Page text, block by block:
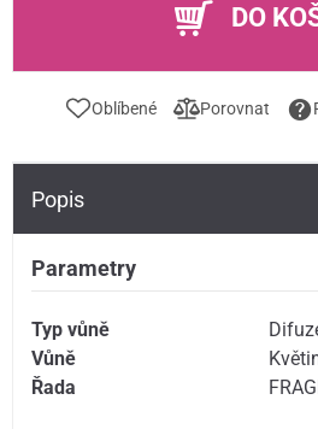
DO
Oblíbené Porovnat
Popis
Parametry
Typ vůně
Vůně
Řada